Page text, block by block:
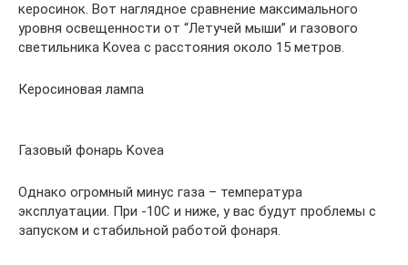
керосинок. Вот наглядное сравнение максимального
уровня освещенности от “Летучей мыши” и газового
светильника Kovea с расстояния около 15 метров.
Керосиновая лампа
Газовый фонарь Kovea
Однако огромный минус газа – температура
эксплуатации. При -10С и ниже, у вас будут проблемы с
запуском и стабильной работой фонаря.